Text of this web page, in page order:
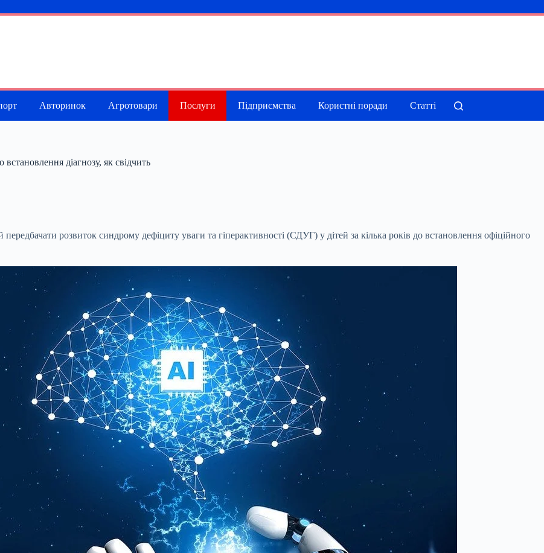
Авторинок Агротовари Послуги Підприємства Користні поради Статті
діагнозу, як свідчить
розвиток синдрому дефіциту уваги та гіперактивності (СДУГ) у дітей за кілька років до встановлення офіційного